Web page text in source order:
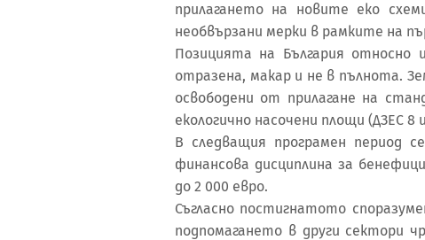
прилагането на новите еко
необвързани мерки в рамките на
Позицията на България относно
отразена, макар и не в пълнота.
освободени от прилагане на
екологично насочени площи (ДЗЕС 8
В следващия програмен период
финансова дисциплина за
до 2 000 евро.
Съгласно постигнатото
подпомагането в други сектори